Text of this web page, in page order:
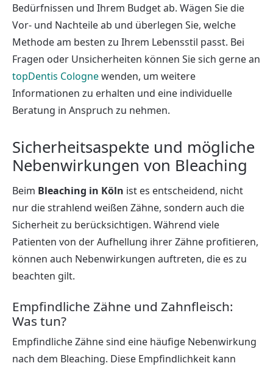
Bedürfnissen und Ihrem Budget ab. Wägen Sie die
Vor- und Nachteile ab und überlegen Sie, welche
Methode am besten zu Ihrem Lebensstil passt. Bei
Fragen oder Unsicherheiten können Sie sich gerne an
topDentis Colognewenden, um weitere
Informationen zu erhalten und eine individuelle
Beratung in Anspruch zu nehmen.
Sicherheitsaspekte und mögliche
Nebenwirkungen von Bleaching
Beim Bleaching in Köln ist es entscheidend, nicht
nur die strahlend weißen Zähne, sondern auch die
Sicherheit zu berücksichtigen. Während viele
Patienten von der Aufhellung ihrer Zähne profitieren,
können auch Nebenwirkungen auftreten, die es zu
beachten gilt.
Empfindliche Zähne und Zahnfleisch:
Was tun?
Empfindliche Zähne sind eine häufige Nebenwirkung
nach dem Bleaching. Diese Empfindlichkeit kann